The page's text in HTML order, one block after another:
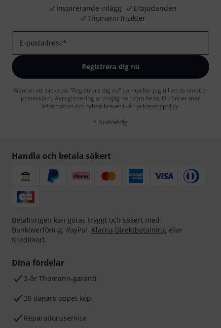
Inspirerande inlägg
Erbjudanden
Thomann Insikter
E-postadress*
Registrera dig nu
Genom att klicka på "Registrera dig nu" samtycker jag till att ta emot e-
postreklam. Avregistrering är möjlig när som helst. Du finner mer
information om nyhetsbrevet i vår sekretesspolicy.
* Nödvändig
Handla och betala säkert
Betalningen kan göras tryggt och säkert med
Banköverföring, PayPal, Klarna Direktbetalning eller
Kreditkort.
Dina fördelar
3-år Thomann-garanti
30 dagars öppet köp
Reparationsservice